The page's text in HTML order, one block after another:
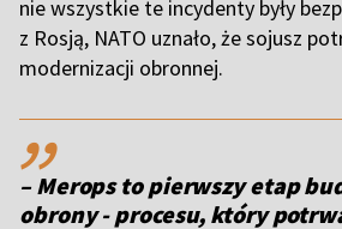
nie wszystkie te incydenty były
z Rosją, NATO uznało, że sojusz
modernizacji obronnej.
,,
– Merops to pierwszy etap
obrony - procesu, który